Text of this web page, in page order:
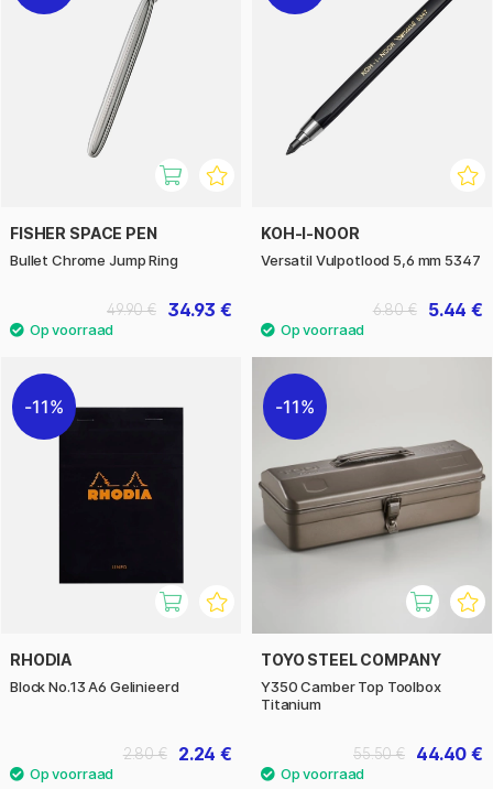
FISHER SPACE PEN
Bullet Chrome Jump Ring
34.93 €
49.90 €
KOH-I-NOOR
Versatil Vulpotlood 5,6 mm 5347
5.44 €
6.80 €
11%
RHODIA
Block No.13 A6 Gelinieerd
2.24 €
2.80 €
11%
TOYO STEEL COMPANY
Y350 Camber Top Toolbox
Titanium
44.40 €
55.50 €